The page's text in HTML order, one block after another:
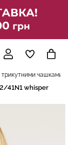
трикутними чашками
41N1 whisper